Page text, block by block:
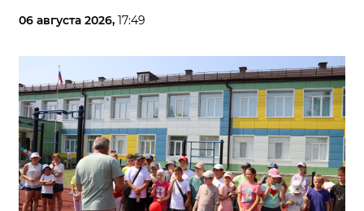
06 августа 2026, 17:49